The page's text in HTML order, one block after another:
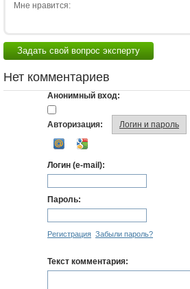
Мне нравится:
Задать свой вопрос эксперту
Нет комментариев
Анонимный вход:
Авторизация: Логин и пароль
Логин (e-mail):
Пароль:
Регистрация Забыли пароль?
Текст комментария: